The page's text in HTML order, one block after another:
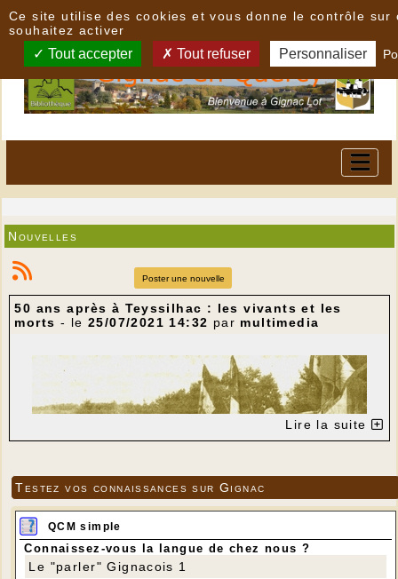
Nouvelles
Poster une nouvelle
50 ans après à Teyssilhac : les vivants et les
morts - le 25/07/2021 14:32 par multimedia
Dépôt de gerbe à Teyssilhac en juillet 1994
en présence d'une centaine de personnes
Ce matin une dizaine de Gignacois étaient présents
Lire la suite
Testez vos connaissances sur Gignac
QCM simple
Connaissez-vous la langue de chez nous ?
Le "parler" Gignacois 1
Ce site utilise des cookies et vous donne le contrôle sur
souhaitez activer
Tout accepter Tout refuser Personnaliser